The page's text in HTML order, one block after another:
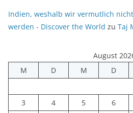
Indien, weshalb wir vermutlich
werden - Discover the World zu Taj
August
M
D M D
3
4 5 6